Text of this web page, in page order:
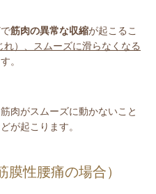
筋肉の異常な収縮が起こるこ
）、スムーズに滑らなくなる
。
肉がスムーズに動かないこと
が起こります。
膜性腰痛の場合）